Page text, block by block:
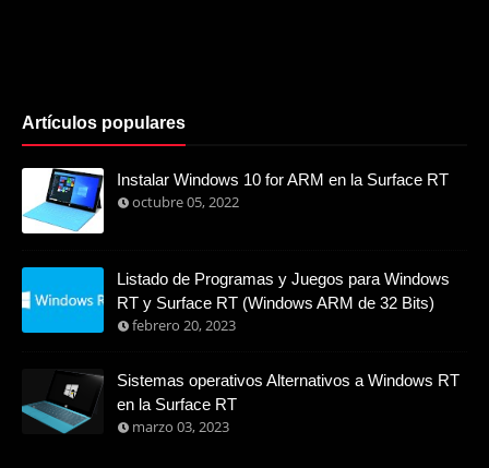
Artículos populares
Instalar Windows 10 for ARM en la Surface RT
octubre 05, 2022
Listado de Programas y Juegos para Windows
RT y Surface RT (Windows ARM de 32 Bits)
febrero 20, 2023
Sistemas operativos Alternativos a Windows RT
en la Surface RT
marzo 03, 2023